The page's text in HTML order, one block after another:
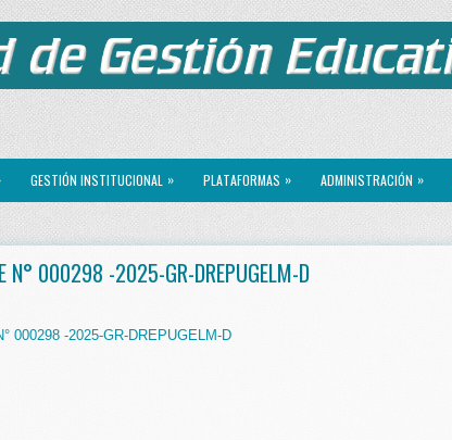
GESTIÓN INSTITUCIONAL » PLATAFORMAS » ADMINISTRACIÓN »
N° 000298 -2025-GR-DREPUGELM-D
000298 -2025-GR-DREPUGELM-D